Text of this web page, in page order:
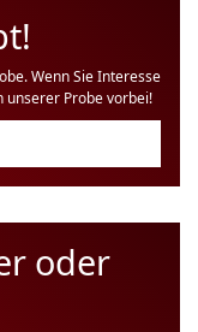
Wenn Sie Interesse
unserer Probe vorbei!
oder